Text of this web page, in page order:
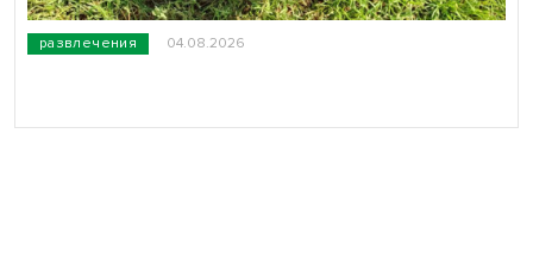
развлечения 04.08.2026